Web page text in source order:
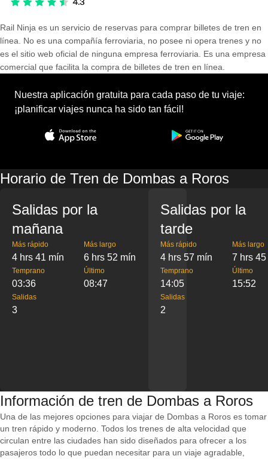
Rail Ninja es un servicio de reservas para comprar billetes de tren en
línea. No es una compañía ferroviaria, no posee ni opera trenes y no
es el sitio web oficial de ninguna empresa ferroviaria. Es una empresa
comercial que facilita la compra de billetes de tren en línea.
Nuestra aplicación gratuita para cada paso de tu viaje:
¡planificar viajes nunca ha sido tan fácil!
Horario de Tren de Dombas a Roros
Salidas por la
mañana
Más rápido
4 hrs 41 mín
Más largo
6 hrs 52 mín
Temprano
03:36
Último
08:47
Salidas
3
Salidas por la
tarde
Más rápido
4 hrs 57 mín
Más largo
7 hrs
Temprano
14:05
Último
15:52
Salidas
2
Información de tren de Dombas a Roros
Una de las mejores opciones para viajar de Dombas a Roros es tomar
un tren rápido y moderno. Todos los trenes de alta velocidad que
circulan entre las ciudades han sido diseñados para ofrecer a los
pasajeros todo lo que puedan necesitar para un viaje agradable,